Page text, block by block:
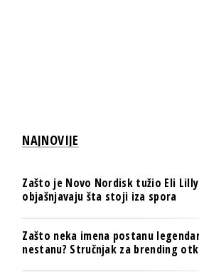
NAJNOVIJE
Zašto je Novo Nordisk tužio Eli
objašnjavaju šta stoji iza spora
Zašto neka imena postanu
nestanu? Stručnjak za brending